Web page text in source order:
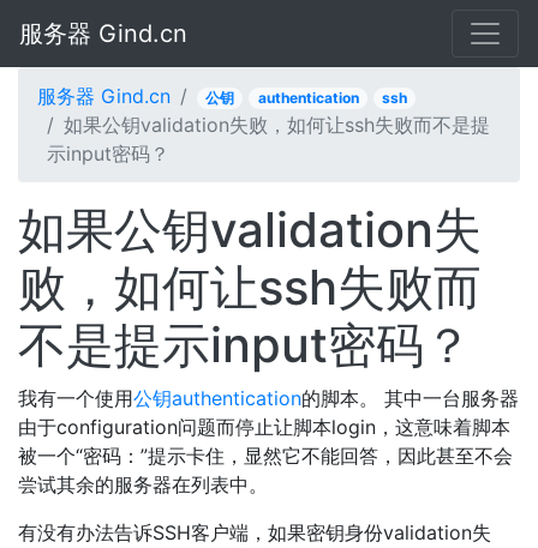
服务器 Gind.cn
服务器 Gind.cn 公钥 authentication ssh
如果公钥validation失败，如何让ssh失败而不是提
示input密码？
如果公钥validation失
败，如何让ssh失败而
不是提示input密码？
我有一个使用公钥authentication的脚本。 其中一台服务器
由于configuration问题而停止让脚本login，这意味着脚本
被一个“密码：”提示卡住，显然它不能回答，因此甚至不会
尝试其余的服务器在列表中。
有没有办法告诉SSH客户端，如果密钥身份validation失